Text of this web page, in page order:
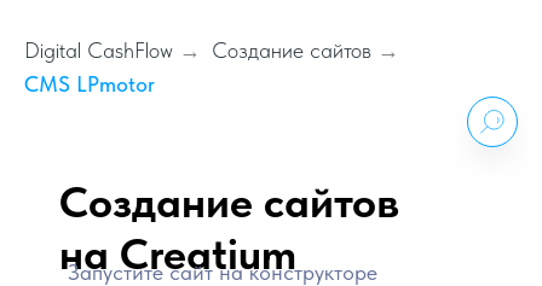
Digital CashFlow → Создание сайтов →
CMS LPmotor
Создание сайтов
на Сreatium
Запустите сайт на конструкторе